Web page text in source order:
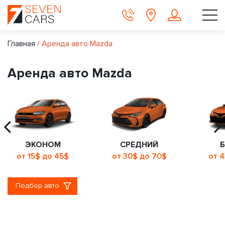
Главная / Аренда авто Mazda
Аренда авто Mazda
ЭКОНОМ
от 15$ до 45$
СРЕДНИЙ
от 30$ до 70$
от
Подбор авто